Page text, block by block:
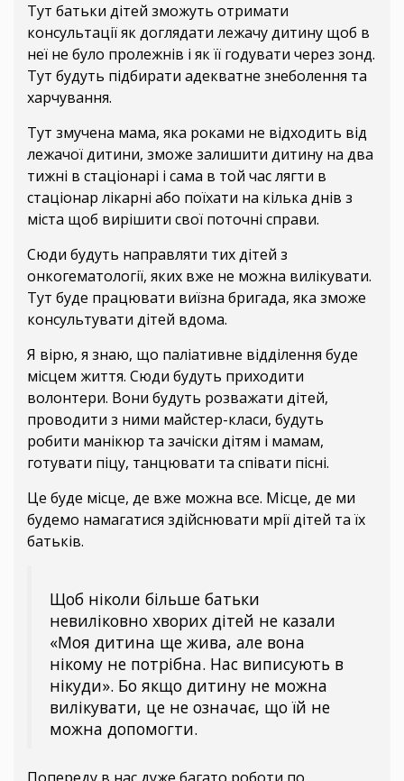
Тут батьки дітей зможуть отримати
консультації як доглядати лежачу дитину щоб в
неї не було пролежнів і як її годувати через зонд.
Тут будуть підбирати адекватне знеболення та
харчування.
Тут змучена мама, яка роками не відходить від
лежачої дитини, зможе залишити дитину на два
тижні в стаціонарі і сама в той час лягти в
стаціонар лікарні або поїхати на кілька днів з
міста щоб вирішити свої поточні справи.
Сюди будуть направляти тих дітей з
онкогематології, яких вже не можна вилікувати.
Тут буде працювати виїзна бригада, яка зможе
консультувати дітей вдома.
Я вірю, я знаю, що паліативне відділення буде
місцем життя. Сюди будуть приходити
волонтери. Вони будуть розважати дітей,
проводити з ними майстер-класи, будуть
робити манікюр та зачіски дітям і мамам,
готувати піцу, танцювати та співати пісні.
Це буде місце, де вже можна все. Місце, де ми
будемо намагатися здійснювати мрії дітей та їх
батьків.
Щоб ніколи більше батьки
невиліковно хворих дітей не казали
«Моя дитина ще жива, але вона
нікому не потрібна. Нас виписують в
нікуди». Бо якщо дитину не можна
вилікувати, це не означає, що їй не
можна допомогти.